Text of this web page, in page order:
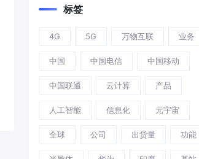
标签
4G 5G 万物互联 业务
中国 中国电信 中国移动
中国联通 云计算 产品
人工智能 信息化 元宇宙
全球 公司 出货量 功能